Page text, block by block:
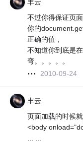
丰云
不过你得保证页
你的
正确的值，
不知道你到底是
弯。。。。。
2010-09-24
丰云
页面加载的时候
<body
... ...